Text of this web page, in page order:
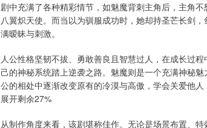
剧中充满了各种精彩情节，如魅魔背刺主角后，主角
八翼炽天使。而当以为驯服成功时，她却持圣芒长剑
满暧昧与刺激。
人公性格坚韧不拔、勇敢善良且智慧过人，在成长过
己的神秘系统踏上逆袭之路。魅魔则是一个充满神秘
公的相处中逐渐改变原有的冷漠与高傲，学会关爱他人
展开剩余27%
从制作角度来看，该剧堪称佳作。无论是场景布置、